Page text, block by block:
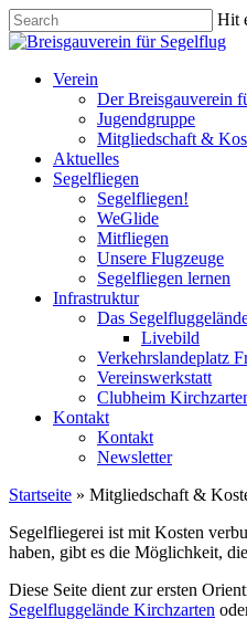
Skip
to
content
Hit
Close
Menu
Verein
Der Breisgauverein
Jugendgruppe
Mitgliedschaft &
Aktuelles
Segelfliegen
Segelfliegen!
WeGlide
Mitfliegen
Unsere Flugzeuge
Segelfliegen lernen
Infrastruktur
Das
Livebild
Verkehrslandeplatz
Vereinswerkstatt
Clubheim
Kontakt
Kontakt
Newsletter
Startseite » Mitgliedschaft &
Segelfliegerei ist mit Kosten
haben, gibt es die Möglichkeit,
Diese Seite dient zur ersten
Segelfluggelände Kirchzarten